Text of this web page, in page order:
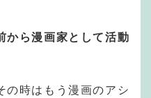
から漫画家として活動
の時はもう漫画のアシ